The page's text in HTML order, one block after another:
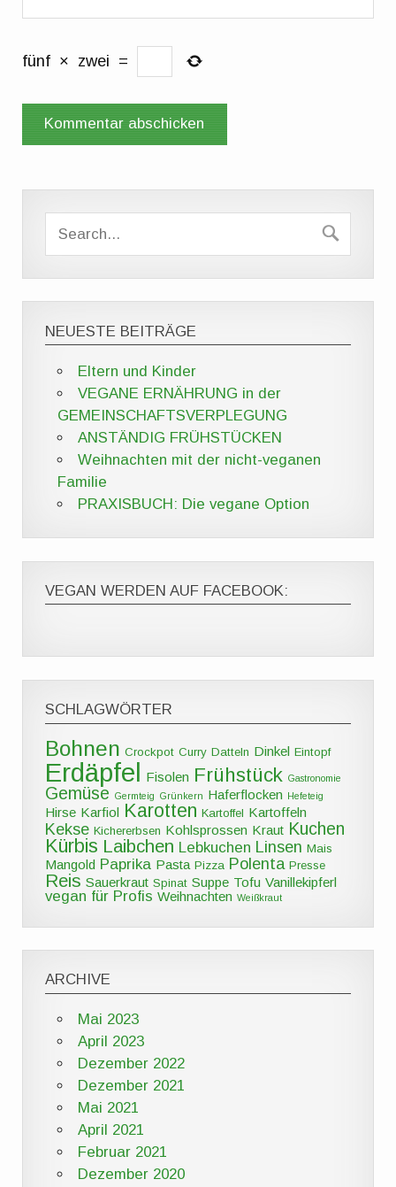
fünf × zwei =
NEUESTE BEITRÄGE
Eltern und Kinder
VEGANE ERNÄHRUNG in der
GEMEINSCHAFTSVERPLEGUNG
ANSTÄNDIG FRÜHSTÜCKEN
Weihnachten mit der nicht-veganen
Familie
PRAXISBUCH: Die vegane Option
VEGAN WERDEN AUF FACEBOOK:
SCHLAGWÖRTER
Bohnen Crockpot Curry Datteln Dinkel Eintopf
Erdäpfel Fisolen Frühstück Gastronomie
Gemüse Germteig Grünkern Haferflocken Hefeteig
Hirse Karfiol Karotten Kartoffel Kartoffeln
Kekse Kichererbsen Kohlsprossen Kraut Kuchen
Kürbis Laibchen Lebkuchen Linsen Mais
Mangold Paprika Pasta Pizza Polenta Presse
Reis Sauerkraut Spinat Suppe Tofu Vanillekipferl
vegan für Profis Weihnachten Weißkraut
ARCHIVE
Mai 2023
April 2023
Dezember 2022
Dezember 2021
Mai 2021
April 2021
Februar 2021
Dezember 2020